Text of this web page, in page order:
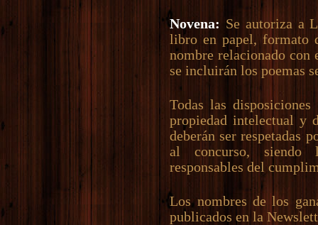
Novena: Se autoriza a
libro en papel, formato
nombre relacionado con
se incluirán los poemas
Todas las
propiedad intelectual y
deberán ser respetadas
al concurso, siendo
responsables del
Los nombres de los
publicados en la